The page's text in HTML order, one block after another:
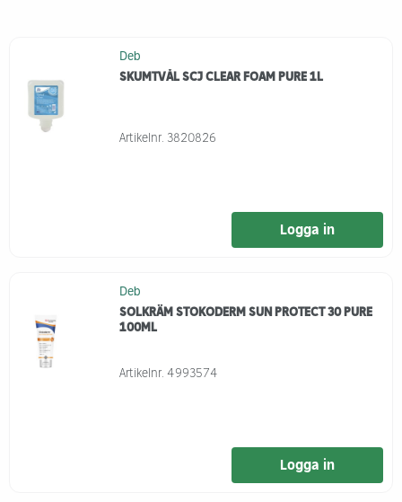
Deb
SKUMTVÅL SCJ CLEAR FOAM PURE 1L
Artikelnr. 3820826
Logga in
Deb
SOLKRÄM STOKODERM SUN PROTECT 30 PURE
100ML
Artikelnr. 4993574
Logga in